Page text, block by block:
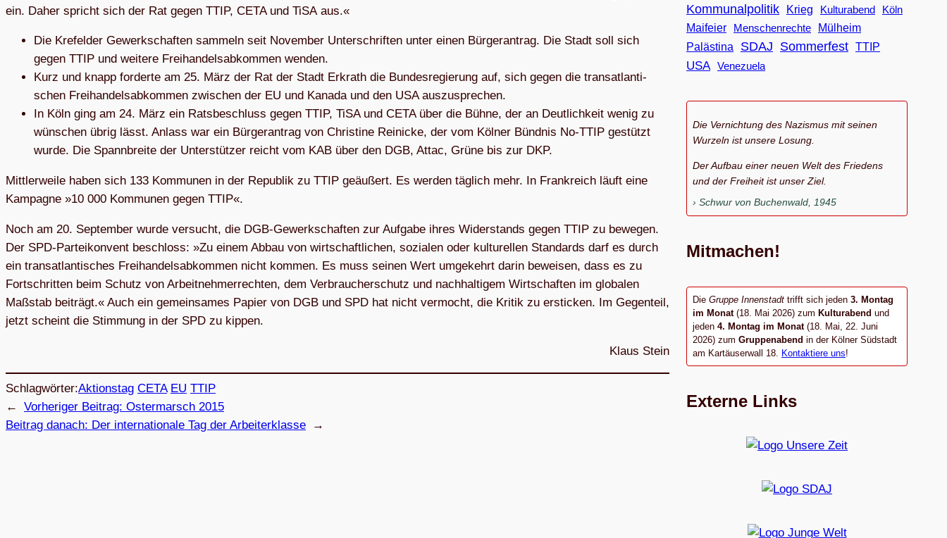
ein. Daher spricht sich der Rat gegen TTIP, CETA und TiSA aus.«
Die Kre­fel­der Gewerk­schaf­ten sam­meln seit Novem­ber Unter­schrif­ten unter einen Bür­ger­an­trag. Die Stadt soll sich
gegen TTIP und wei­tere Frei­han­dels­ab­kom­men wenden.
Kurz und knapp for­derte am 25. März der Rat der Stadt Erkrath die Bun­des­re­gie­rung auf, sich gegen die trans­at­lan­ti­
schen Frei­han­dels­ab­kom­men zwi­schen der EU und Kanada und den USA auszusprechen.
In Köln ging am 24. März ein Rats­be­schluss gegen TTIP, TiSA und CETA über die Bühne, der an Deut­lich­keit wenig zu
wün­schen übrig lässt. Anlass war ein Bür­ger­an­trag von Chris­tine Rei­ni­cke, der vom Köl­ner Bünd­nis No-TTIP gestützt
wurde. Die Spann­breite der Unter­stüt­zer reicht vom KAB über den DGB, Attac, Grüne bis zur DKP.
Mitt­ler­weile haben sich 133 Kom­mu­nen in der Repu­blik zu TTIP geäu­ßert. Es wer­den täg­lich mehr. In Frank­reich läuft eine
Kam­pa­gne »10 000 Kom­mu­nen gegen TTIP«.
Noch am 20. Sep­tem­ber wurde ver­sucht, die DGB-Gewerk­schaf­ten zur Auf­gabe ihres Wider­stands gegen TTIP zu bewe­gen.
Der SPD-Par­tei­kon­vent beschloss: »Zu einem Abbau von wirt­schaft­li­chen, sozia­len oder kul­tu­rel­len Stan­dards darf es durch
ein trans­at­lan­ti­sches Frei­han­dels­ab­kom­men nicht kom­men. Es muss sei­nen Wert umge­kehrt darin bewei­sen, dass es zu
Fort­schrit­ten beim Schutz von Arbeit­neh­mer­rech­ten, dem Ver­brau­cher­schutz und nach­hal­ti­gem Wirt­schaf­ten im glo­ba­len
Maß­stab bei­trägt.« Auch ein gemein­sa­mes Papier von DGB und SPD hat nicht ver­mocht, die Kri­tik zu ersti­cken. Im Gegen­teil,
jetzt scheint die Stim­mung in der SPD zu kippen.
Klaus Stein
Schlagwörter:Aktionstag CETA EU TTIP
←
Vorheriger Beitrag: Oster­marsch 2015
Beitrag danach: Der inter­na­tio­nale Tag der Arbeiterklasse →
Kommunalpolitik Krieg Kulturabend
Köln
Maifeier
Menschenrechte
Mülheim
Palästina
SDAJ Sommerfest TTIP
USA Venezuela
Die Vernichtung des Nazismus mit seinen
Wurzeln ist unsere Losung.
Der Aufbau einer neuen Welt des Friedens
und der Freiheit ist unser Ziel.
Schwur von Buchenwald, 1945
Mitmachen!
Die Gruppe Innenstadt trifft sich jeden 3. Montag
im Monat (18. Mai 2026) zum Kulturabend und
jeden 4. Montag im Monat(18. Mai, 22. Juni
2026) zum Gruppenabend in der Kölner Südstadt
am Kartäuserwall 18. Kontaktiere uns!
Externe Links